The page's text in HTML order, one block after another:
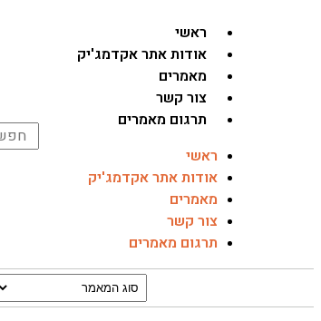
ראשי
אודות אתר אקדמג'יק
מאמרים
צור קשר
תרגום מאמרים
ראשי
אודות אתר אקדמג'יק
מאמרים
צור קשר
תרגום מאמרים